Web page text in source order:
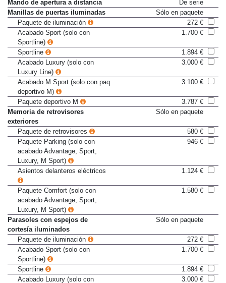
Mando de apertura a distancia
De serie
Manillas de puertas iluminadas
Sólo en paquete
Paquete de iluminación
272 €
Acabado Sport (solo con
Sportline)
Sportline
1.894 €
Acabado Luxury (solo con
Luxury Line)
Acabado M Sport (solo con paq.
deportivo M)
Paquete deportivo M
3.787 €
Memoria de retrovisores
exteriores
Paquete de retrovisores
580 €
Paquete Parking (solo con
acabado Advantage, Sport,
Luxury, M Sport)
Asientos delanteros eléctricos
Paquete Comfort (solo con
acabado Advantage, Sport,
Luxury, M Sport)
Parasoles con espejos de
cortesía iluminados
Paquete de iluminación
272 €
Acabado Sport (solo con
Sportline)
Sportline
1.894 €